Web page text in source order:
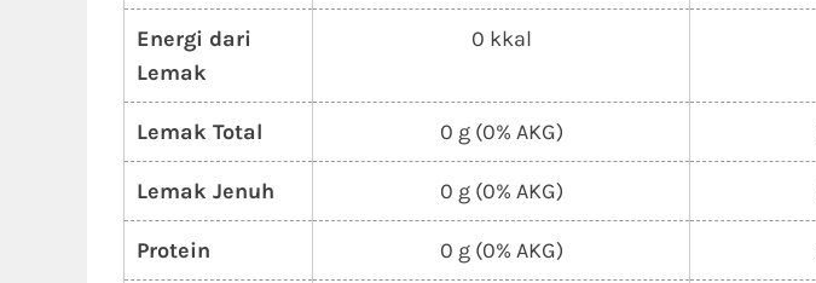
Energi dari
Lemak
0 kkal
Lemak Total 0 g (0% AKG)
Lemak Jenuh 0 g (0% AKG)
Protein 0 g (0% AKG)